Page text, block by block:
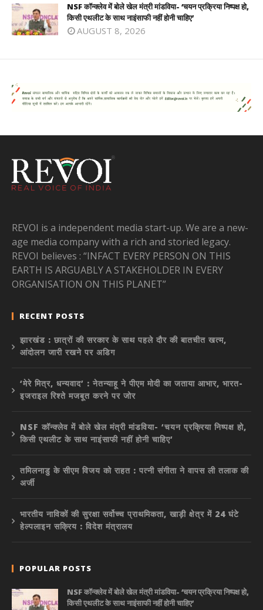
NSF कॉन्क्लेव में बोले खेल मंत्री मांडविया- ‘चयन प्रक्रिया निष्पक्ष हो,
किसी एथलीट के साथ नाइंसाफी नहीं होनी चाहिए’
AUGUST 8, 2026
REVOI is a independent media start-up. We are a new-
age media company with a rich and storied legacy.
REVOI believes : “INFACT EVERY PERSON ON THIS
EARTH IS ARGUABLY A STAKEHOLDER IN EVERY
ORGANISATION ON THIS PLANET”
RECENT POSTS
झारखंड : छात्रों की सरकार के साथ पहले दौर की बातचीत खत्म,
आंदोलन जारी रखने पर अडिग
‘मेरे मित्र, धन्यवाद’ : नेतन्याहू ने पीएम मोदी का जताया आभार, भारत-
इजराइल रिश्ते मजबूत करने पर जोर
NSF कॉन्क्लेव में बोले खेल मंत्री मांडविया- ‘चयन प्रक्रिया निष्पक्ष हो,
किसी एथलीट के साथ नाइंसाफी नहीं होनी चाहिए’
तमिलनाडु के सीएम विजय को राहत : पत्नी संगीता ने वापस ली तलाक की
अर्जी
भारतीय नाविकों की सुरक्षा सर्वोच्च प्राथमिकता, खाड़ी क्षेत्र में 24 घंटे
हेल्पलाइन सक्रिय : विदेश मंत्रालय
POPULAR POSTS
NSF कॉन्क्लेव में बोले खेल मंत्री मांडविया- ‘चयन प्रक्रिया निष्पक्ष हो,
किसी एथलीट के साथ नाइंसाफी नहीं होनी चाहिए’